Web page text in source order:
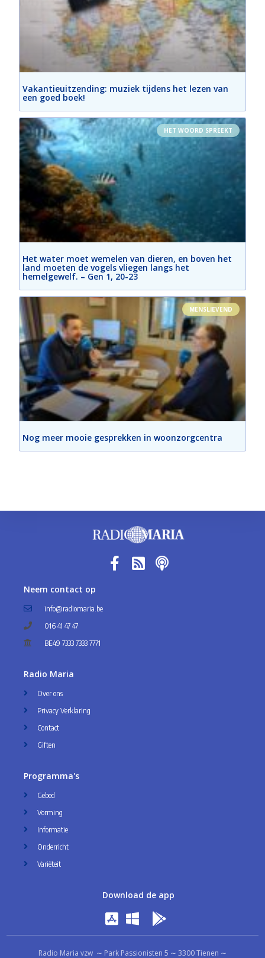
Vakantieuitzending: muziek tijdens het lezen van
een goed boek!
HET WOORD SPREEKT
Het water moet wemelen van dieren, en boven het
land moeten de vogels vliegen langs het
hemelgewelf. – Gen 1, 20-23
MENSLIEVEND
Nog meer mooie gesprekken in woonzorgcentra
Neem contact op
info@radiomaria.be
016 41 47 47
BE49 7333 7333 7771
Radio Maria
Over ons
Privacy Verklaring
Contact
Giften
Programma's
Gebed
Vorming
Informatie
Onderricht
Variëteit
Download de app
Radio Maria vzw ∼ Park Passionisten 5 ∼ 3300 Tienen ∼